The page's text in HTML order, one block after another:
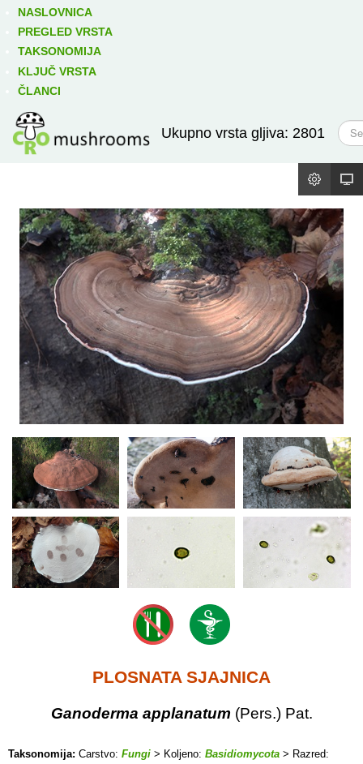
NASLOVNICA
PREGLED VRSTA
TAKSONOMIJA
KLJUČ VRSTA
ČLANCI
Ukupno vrsta gljiva: 2801
T
r
ž
PLOSNATA SJAJNICA
Ganoderma applanatum (Pers.) Pat.
Taksonomija: Carstvo: Fungi > Koljeno: Basidiomycota > Razred:
Izravno podređene niže takse: